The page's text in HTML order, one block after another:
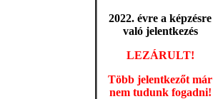
2022. évre a képzésre
való jelentkezés
LEZÁRULT!
Több jelentkezőt már
nem tudunk fogadni!